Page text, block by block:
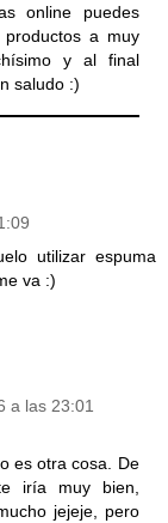
online puedes
a muy
y al final
saludo :)
utilizar espuma
va :)
a las 23:01
es otra cosa. De
iría muy bien,
jejeje, pero